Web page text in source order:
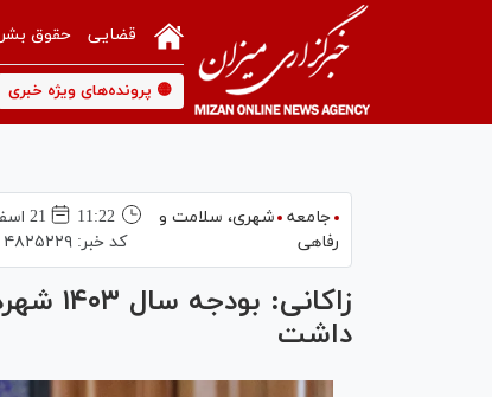
قضایی حقوق بشر
🟡 پرونده‌های ویژه خبری
جامعه شهری،‌ سلامت و
رفاهی
11:22
21 اسفند 1403
کد خبر: ۴۸۲۵۲۲۹
داشت